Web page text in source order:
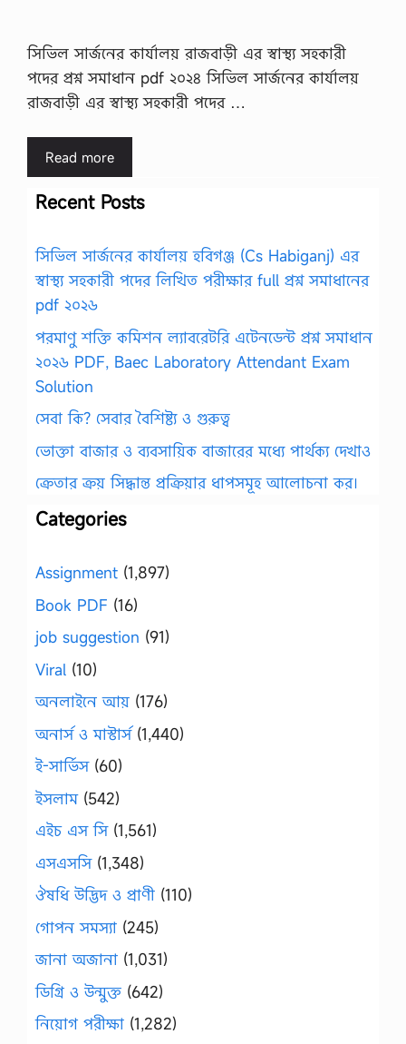
সিভিল সার্জনের কার্যালয় রাজবাড়ী এর স্বাস্থ্য সহকারী
পদের প্রশ্ন সমাধান pdf ২০২৪ সিভিল সার্জনের কার্যালয়
রাজবাড়ী এর স্বাস্থ্য সহকারী পদের …
Read more
Recent Posts
সিভিল সার্জনের কার্যালয় হবিগঞ্জ (Cs Habiganj) এর
স্বাস্থ্য সহকারী পদের লিখিত পরীক্ষার full প্রশ্ন সমাধানের
pdf ২০২৬
পরমাণু শক্তি কমিশন ল্যাবরেটরি এটেনডেন্ট প্রশ্ন সমাধান
২০২৬ PDF, Baec Laboratory Attendant Exam
Solution
সেবা কি? সেবার বৈশিষ্ট্য ও গুরুত্ব
ভোক্তা বাজার ও ব্যবসায়িক বাজারের মধ্যে পার্থক্য দেখাও
ক্রেতার ক্রয় সিদ্ধান্ত প্রক্রিয়ার ধাপসমূহ আলোচনা কর।
Categories
Assignment (1,897)
Book PDF (16)
job suggestion (91)
Viral (10)
অনলাইনে আয় (176)
অনার্স ও মাস্টার্স(1,440)
ই-সার্ভিস(60)
ইসলাম(542)
এইচ এস সি(1,561)
এসএসসি(1,348)
ঔষধি উদ্ভিদ ও প্রাণী (110)
গোপন সমস্যা (245)
জানা অজানা (1,031)
ডিগ্রি ও উন্মুক্ত (642)
নিয়োগ পরীক্ষা (1,282)